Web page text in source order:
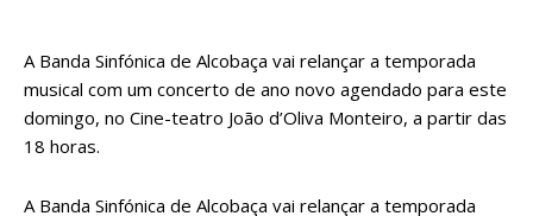
A Banda Sinfónica de Alcobaça vai relançar a temporada
musical com um concerto de ano novo agendado para este
domingo, no Cine-teatro João d’Oliva Monteiro, a partir das
18 horas.
A Banda Sinfónica de Alcobaça vai relançar a temporada